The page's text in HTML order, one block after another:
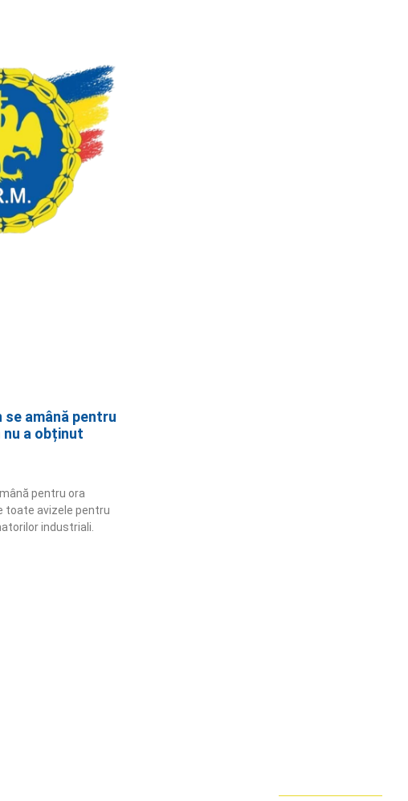
se amână pentru
nu a obținut
pentru ora
toate avizele pentru
industriali.